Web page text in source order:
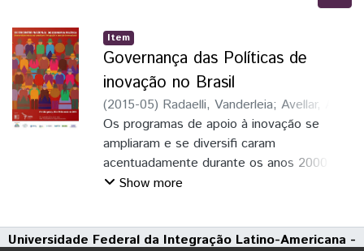
Item
Governança das Políticas de
inovação no Brasil
(2015-05) Radaelli, Vanderleia; Avellar, Ana
Paula;Sociedade Brasileira de Economia
Política (SEP); Universidade Federal da
Integração Latino-Americana (Unila)
Os programas de apoio à inovação se
ampliaram e se diversifi caram
acentuadamente durante os anos 2000 no
Brasil. Particularmente
das atividades de fomento à ciência,
Show more
Universidade Federal da Integração Latino-Americana -